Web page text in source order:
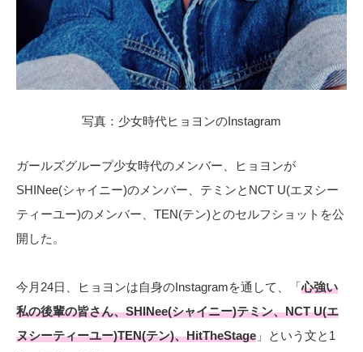
写真：少女時代ヒョヨンのInstagram
ガールズグループ少女時代のメンバー、ヒョヨンが
SHINee(シャイニー)のメンバー、テミンとNCT U(エヌシー
ティーユー)のメンバー、TEN(テン)とのセルフショットを公
開した。
今月24日、ヒョヨンは自身のInstagramを通して、「心強い
私の後輩の皆さん、SHINee(シャイニー)テミン、NCT U(エ
ヌシーティーユー)TEN(テン)、HitTheStage 」という文と1